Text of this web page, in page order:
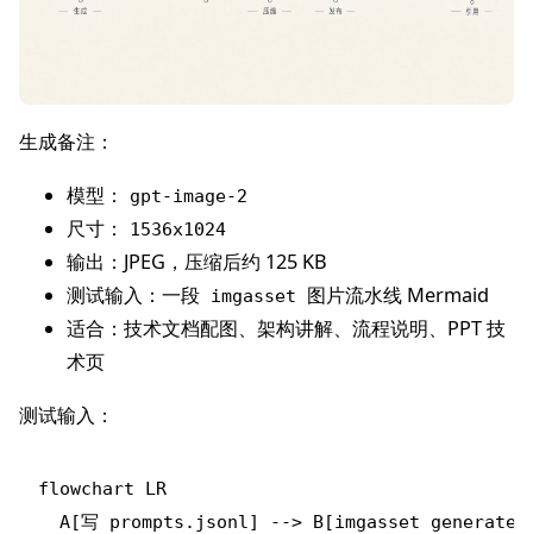
生成备注：
模型： gpt-image-2
尺寸： 1536x1024
输出：JPEG，压缩后约 125 KB
测试输入：一段 imgasset
图片流水线 Mermaid
适合：技术文档配图、架构讲解、流程说明、PPT 技
术页
测试输入：
flowchart LR
  A[写 prompts.jsonl] --> B[imgasset generate]